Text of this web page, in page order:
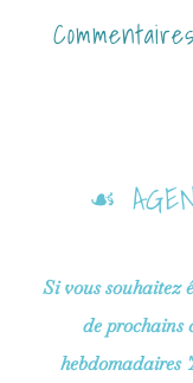
☙
Si vous souhaitez
de prochains
hebdomadaires